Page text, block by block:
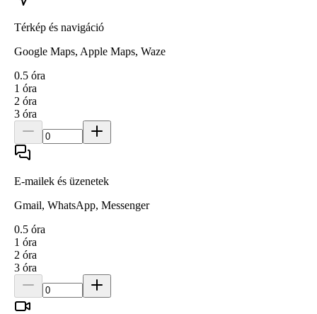
Térkép és navigáció
Google Maps, Apple Maps, Waze
0.5 óra
1 óra
2 óra
3 óra
E-mailek és üzenetek
Gmail, WhatsApp, Messenger
0.5 óra
1 óra
2 óra
3 óra